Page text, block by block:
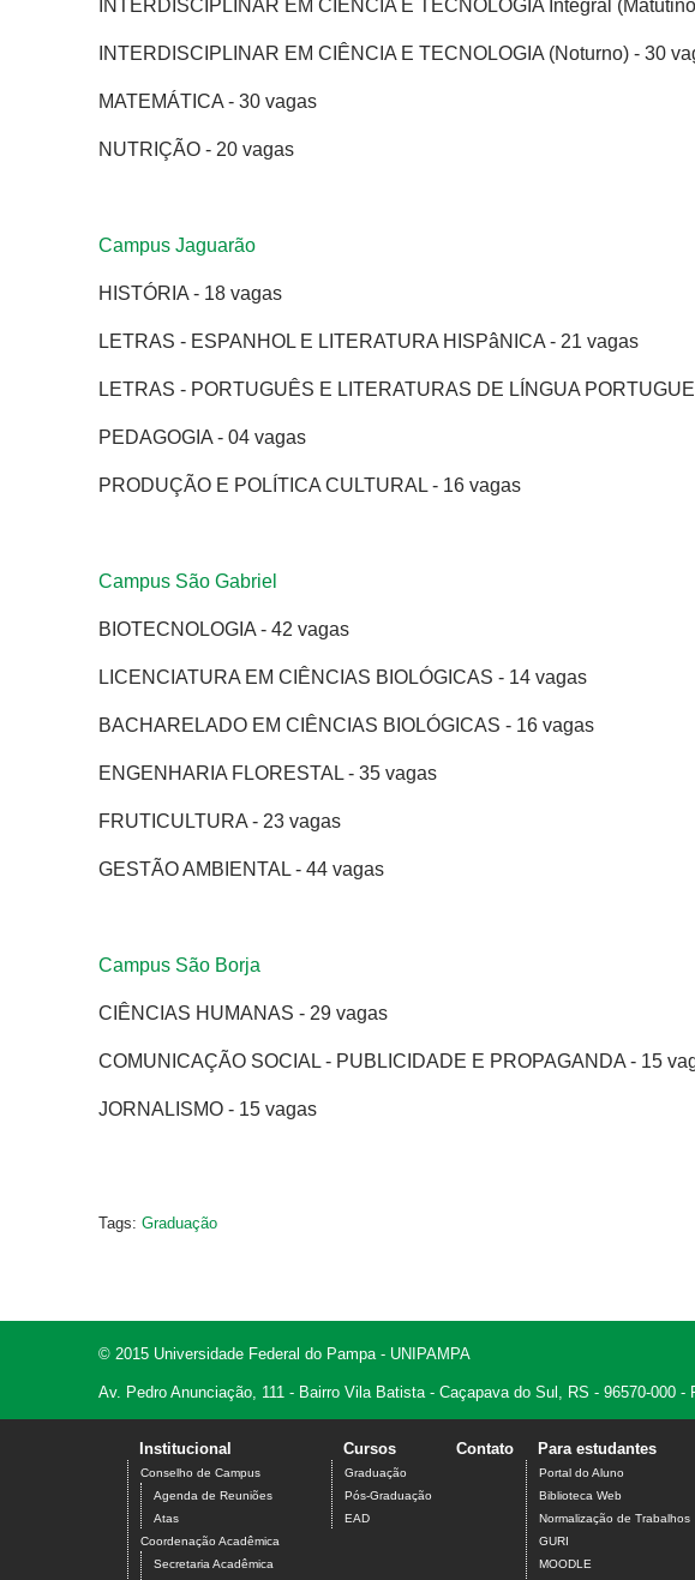
INTERDISCIPLINAR EM CIÊNCIA E TECNOLOGIA Integral
INTERDISCIPLINAR EM CIÊNCIA E TECNOLOGIA (Noturno) - 30
MATEMÁTICA - 30 vagas
NUTRIÇÃO - 20 vagas
Campus Jaguarão
HISTÓRIA - 18 vagas
LETRAS - ESPANHOL E LITERATURA HISPâNICA - 21 vagas
LETRAS - PORTUGUÊS E LITERATURAS DE LÍNGUA
PEDAGOGIA - 04 vagas
PRODUÇÃO E POLÍTICA CULTURAL - 16 vagas
Campus São Gabriel
BIOTECNOLOGIA - 42 vagas
LICENCIATURA EM CIÊNCIAS BIOLÓGICAS - 14 vagas
BACHARELADO EM CIÊNCIAS BIOLÓGICAS - 16 vagas
ENGENHARIA FLORESTAL - 35 vagas
FRUTICULTURA - 23 vagas
GESTÃO AMBIENTAL - 44 vagas
Campus São Borja
CIÊNCIAS HUMANAS - 29 vagas
COMUNICAÇÃO SOCIAL - PUBLICIDADE E PROPAGANDA - 15
JORNALISMO - 15 vagas
Tags: Graduação
© 2015 Universidade Federal do Pampa - UNIPAMPA
Av. Pedro Anunciação, 111 - Bairro Vila Batista - Caçapava do Sul, RS - 96570-000 -
Institucional
Conselho de Campus
Agenda de Reuniões
Atas
Coordenação Acadêmica
Secretaria Acadêmica
Cursos
Graduação
Pós-Graduação
EAD
Contato Para estudantes
Portal do Aluno
Biblioteca Web
Normalização de Trabalhos
GURI
MOODLE